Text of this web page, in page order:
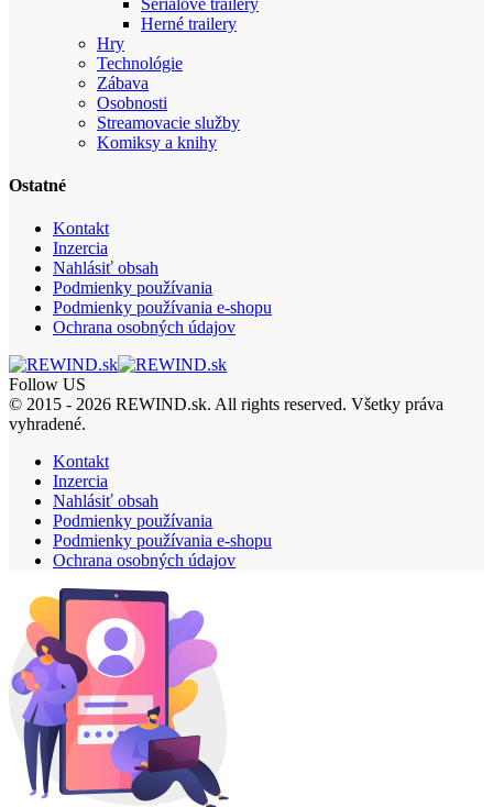
Herné trailery
Hry
Technológie
Zábava
Osobnosti
Streamovacie služby
Komiksy a knihy
Ostatné
Kontakt
Inzercia
Nahlásiť obsah
Podmienky používania
Podmienky používania e-shopu
Ochrana osobných údajov
Follow US
© 2015 - 2026 REWIND.sk. All rights reserved. Všetky práva
vyhradené.
Kontakt
Inzercia
Nahlásiť obsah
Podmienky používania
Podmienky používania e-shopu
Ochrana osobných údajov